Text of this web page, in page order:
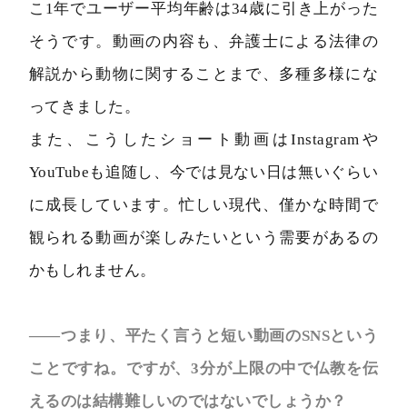
こ1年でユーザー平均年齢は34歳に引き上がった
そうです。動画の内容も、弁護士による法律の
解説から動物に関することまで、多種多様にな
ってきました。
また、こうしたショート動画はInstagramや
YouTubeも追随し、今では見ない日は無いぐらい
に成長しています。忙しい現代、僅かな時間で
観られる動画が楽しみたいという需要があるの
かもしれません。
――つまり、平たく言うと短い動画のSNSという
ことですね。ですが、3分が上限の中で仏教を伝
えるのは結構難しいのではないでしょうか？